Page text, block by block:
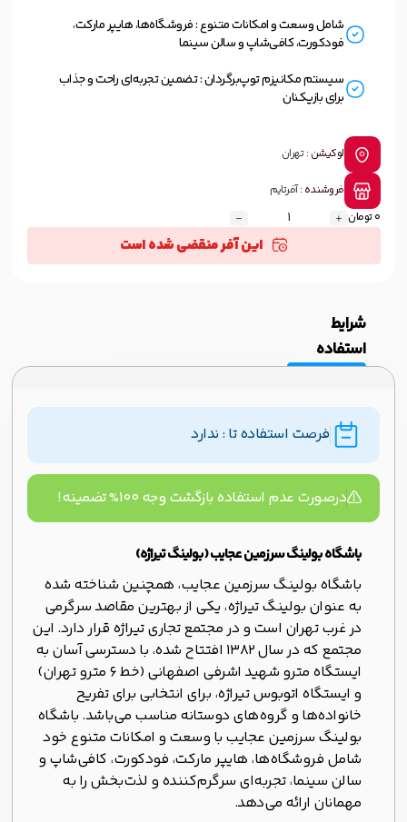
شامل وسعت و امکانات متنوع : فروشگاه‌ها، هایپر مارکت،
فودکورت، کافی‌شاپ و سالن سینما
سیستم مکانیزم توپ‌برگردان : تضمین تجربه‌ای راحت و جذاب
برای بازیکنان
لوکیشن :تهران
فروشنده :آفرتایم
0 تومان
این آفر منقضی شده است
شرایط
استفاده
فرصت استفاده تا : ندارد
درصورت عدم استفاده بازگشت وجه ۱۰۰% تضمینه!
باشگاه بولینگ سرزمین عجایب (بولینگ تیراژه)
باشگاه بولینگ سرزمین عجایب، همچنین شناخته شده
به عنوان بولینگ تیراژه، یکی از بهترین مقاصد سرگرمی
در غرب تهران است و در مجتمع تجاری تیراژه قرار دارد. این
مجتمع که در سال ۱۳۸۲ افتتاح شده، با دسترسی آسان به
ایستگاه مترو شهید اشرفی اصفهانی (خط ۶ مترو تهران)
و ایستگاه اتوبوس تیراژه، برای انتخابی برای تفریح
خانواده‌ها و گروه‌های دوستانه مناسب می‌باشد. باشگاه
بولینگ سرزمین عجایب با وسعت و امکانات متنوع خود
شامل فروشگاه‌ها، هایپر مارکت، فودکورت، کافی‌شاپ و
سالن سینما، تجربه‌ای سرگرم‌کننده و لذت‌بخش را به
مهمانان ارائه می‌دهد.